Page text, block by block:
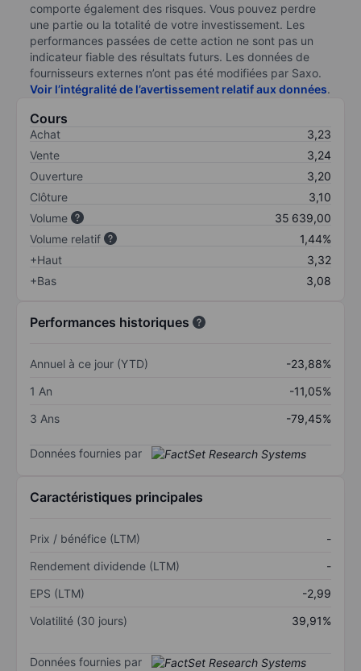
comporte également des risques. Vous pouvez perdre
une partie ou la totalité de votre investissement. Les
performances passées de cette action ne sont pas un
indicateur fiable des résultats futurs. Les données de
fournisseurs externes n’ont pas été modifiées par Saxo.
Voir l’intégralité de l’avertissement relatif aux données.
Cours
Achat
3,23
Vente
3,24
Ouverture
3,20
Clôture
3,10
Volume
35 639,00
Volume relatif
1,44%
+Haut
3,32
+Bas
3,08
Performances historiques
Annuel à ce jour (YTD)
-23,88%
1 An
-11,05%
3 Ans
-79,45%
Données fournies par
Caractéristiques principales
Prix / bénéfice (LTM)
-
Rendement dividende (LTM)
-
EPS (LTM)
-2,99
Volatilité (30 jours)
39,91%
Données fournies par